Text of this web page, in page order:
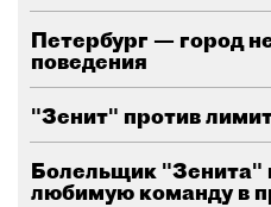
Петербург — город
поведения
"Зенит" против
Болельщик "Зенита"
любимую команду в